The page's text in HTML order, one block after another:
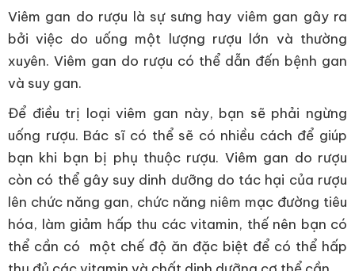
Viêm gan do rượu là sự sưng hay viêm gan gây ra
bởi việc do uống một lượng rượu lớn và thường
xuyên. Viêm gan do rượu có thể dẫn đến bệnh gan
và suy gan.
Để điều trị loại viêm gan này, bạn sẽ phải ngừng
uống rượu. Bác sĩ có thể sẽ có nhiều cách để giúp
bạn khi bạn bị phụ thuộc rượu. Viêm gan do rượu
còn có thể gây suy dinh dưỡng do tác hại của rượu
lên chức năng gan, chức năng niêm mạc đường tiêu
hóa, làm giảm hấp thu các vitamin, thế nên bạn có
thể cần có một chế độ ăn đặc biệt để có thể hấp